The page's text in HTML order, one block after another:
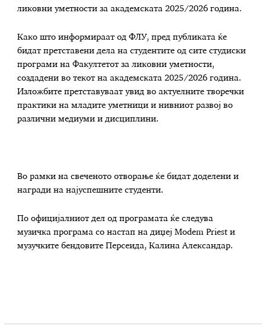
ликовни уметности за академската 2025/2026 година.
Како што информираат од ФЛУ, пред публиката ќе
бидат претставени дела на студентите од сите студиски
програми на Факултетот за ликовни уметности,
создадени во текот на академската 2025/2026 година.
Изложбите претставуваат увид во актуелните творечки
практики на младите уметници и нивниот развој во
различни медиуми и дисциплини.
Во рамки на свеченото отворање ќе бидат доделени и
награди на најуспешните студенти.
По официјалниот дел од програмата ќе следува
музичка програма со настап на диџеј Modem Priest и
музучките бендовите Персеида, Калина Александар.